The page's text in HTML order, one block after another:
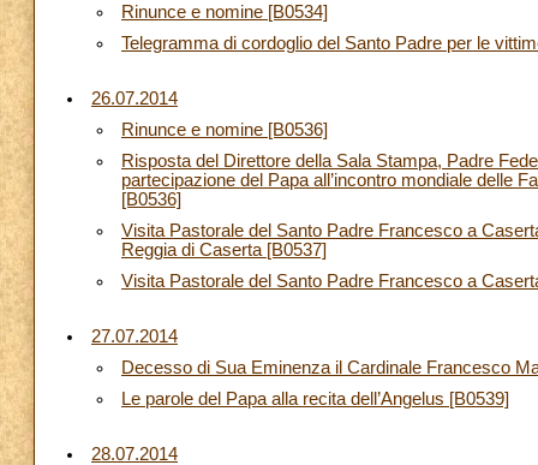
Rinunce e nomine [B0534]
Telegramma di cordoglio del Santo Padre per le
26.07.2014
Rinunce e nomine [B0536]
Risposta del Direttore della Sala Stampa, Padre
partecipazione del Papa all’incontro mondiale delle
[B0536]
Visita Pastorale del Santo Padre Francesco a
Reggia di Caserta [B0537]
Visita Pastorale del Santo Padre Francesco a
27.07.2014
Decesso di Sua Eminenza il Cardinale Francesco
Le parole del Papa alla recita dell’Angelus [B0539]
28.07.2014